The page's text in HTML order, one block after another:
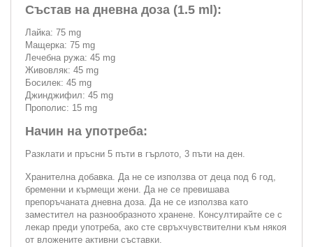
Състав на дневна доза (1.5 ml):
Лайка: 75 mg
Мащерка: 75 mg
Лечебна ружа: 45 mg
Живовляк: 45 mg
Босилек: 45 mg
Джинджифил: 45 mg
Прополис: 15 mg
Начин на употреба:
Разклати и пръсни 5 пъти в гърлото, 3 пъти на ден.
Хранителна добавка. Да не се използва от деца под 6 год,
бременни и кърмещи жени. Да не се превишава
препоръчаната дневна доза. Да не се използва като
заместител на разнообразното хранене. Консултирайте се с
лекар преди употреба, ако сте свръхчувствителни към някоя
от вложените активни съставки.